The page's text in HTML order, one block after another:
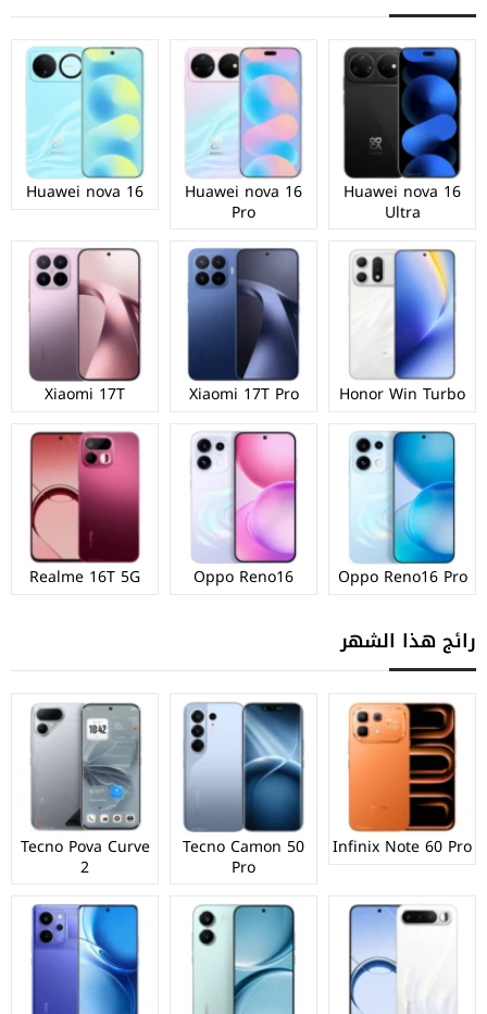
Huawei nova 16
Ultra
Huawei nova 16
Pro
Huawei nova 16
Honor Win Turbo
Xiaomi 17T Pro
Xiaomi 17T
Oppo Reno16 Pro
Oppo Reno16
Realme 16T 5G
رائج هذا الشهر
Infinix Note 60 Pro
Tecno Camon 50
Pro
Tecno Pova Curve
2